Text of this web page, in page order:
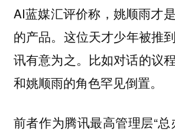
AI蓝媒汇评价称， 姚顺雨才
的产品。 这位天才少年被推
讯有意为之。比如对话的议
和姚顺雨的角色罕见倒置。
前者作为腾讯最高管理层“总